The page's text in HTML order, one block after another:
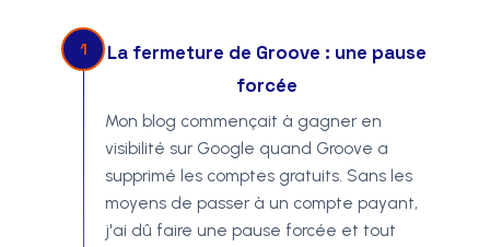
1
La fermeture de Groove : une pause
forcée
Mon blog commençait à gagner en
visibilité sur Google quand Groove a
supprimé les comptes gratuits. Sans les
moyens de passer à un compte payant,
j'ai dû faire une pause forcée et tout